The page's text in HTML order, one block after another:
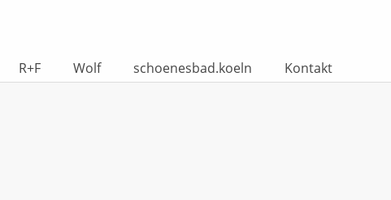
R+F Wolf schoenesbad.koeln Kontakt